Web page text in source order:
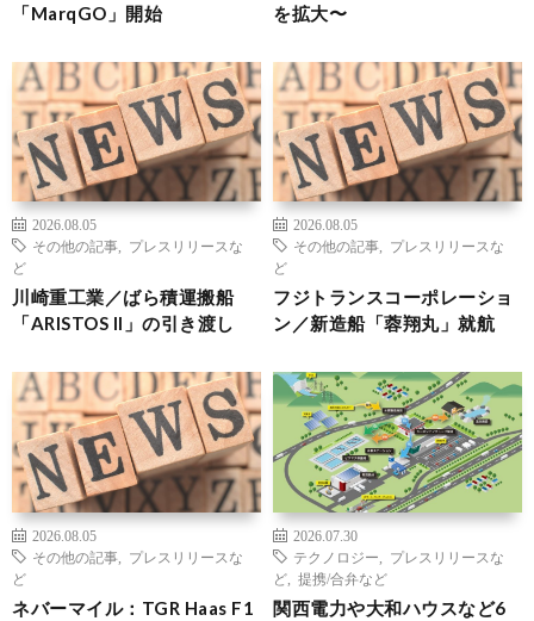
「MarqGO」開始
を拡大〜
2026.08.05
その他の記事
プレスリリースな
ど
川崎重工業／ばら積運搬船
「ARISTOS II」の引き渡し
2026.08.05
その他の記事
プレスリリースな
ど
フジトランスコーポレーショ
ン／新造船「蓉翔丸」就航
2026.08.05
その他の記事
プレスリリースな
ど
ネバーマイル：TGR Haas F1
2026.07.30
テクノロジー
プレスリリースな
ど
提携/合弁など
関西電力や大和ハウスなど6